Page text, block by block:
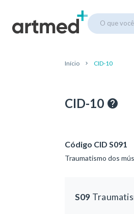
O que
Início CID-10
CID-10
Código CID S091
Traumatismo dos
S09